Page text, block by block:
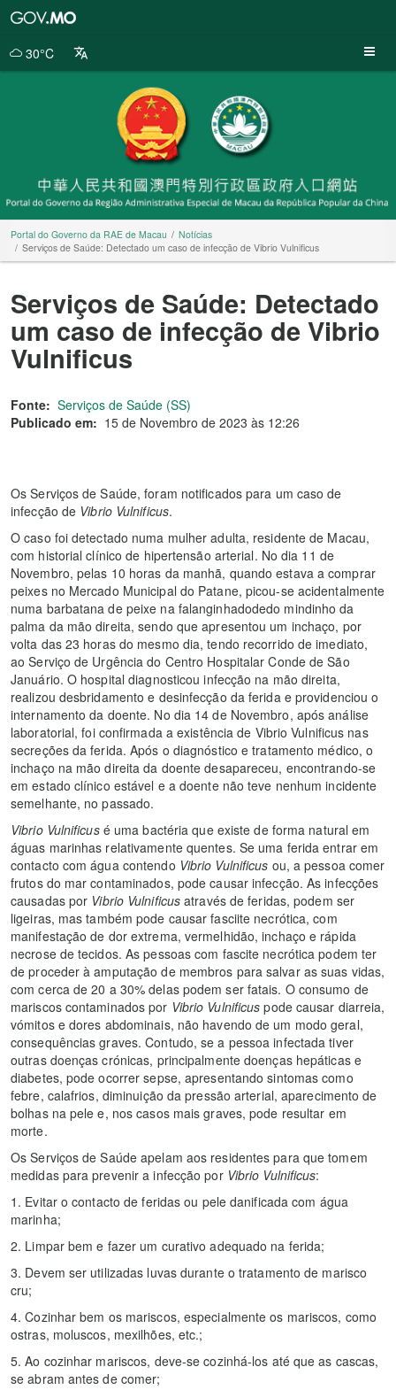
da
30°C
Portal do Governo da RAE de Macau
Notícias
Serviços de Saúde: Detectado um caso de infecção de Vibrio Vulnificus
Serviços de Saúde: Detectado
um caso de infecção de Vibrio
Vulnificus
Fonte: Serviços de Saúde (SS)
Publicado em: 15 de Novembro de 2023 às 12:26
Os Serviços de Saúde, foram notificados para um caso de
infecção de Vibrio Vulnificus.
O caso foi detectado numa mulher adulta, residente de Macau,
com historial clínico de hipertensão arterial. No dia 11 de
Novembro, pelas 10 horas da manhã, quando estava a comprar
peixes no Mercado Municipal do Patane, picou-se acidentalmente
numa barbatana de peixe na falanginhadodedo mindinho da
palma da mão direita, sendo que apresentou um inchaço, por
volta das 23 horas do mesmo dia, tendo recorrido de imediato,
ao Serviço de Urgência do Centro Hospitalar Conde de São
Januário. O hospital diagnosticou infecção na mão direita,
realizou desbridamento e desinfecção da ferida e providenciou o
internamento da doente. No dia 14 de Novembro, após análise
laboratorial, foi confirmada a existência de Vibrio Vulnificus nas
secreções da ferida. Após o diagnóstico e tratamento médico, o
inchaço na mão direita da doente desapareceu, encontrando-se
em estado clínico estável e a doente não teve nenhum incidente
semelhante, no passado.
Vibrio Vulnificusé uma bactéria que existe de forma natural em
águas marinhas relativamente quentes. Se uma ferida entrar em
contacto com água contendo Vibrio Vulnificus ou, a pessoa comer
frutos do mar contaminados, pode causar infecção. As infecções
causadas por Vibrio Vulnificus através de feridas, podem ser
ligeiras, mas também pode causar fasciite necrótica, com
manifestação de dor extrema, vermelhidão, inchaço e rápida
necrose de tecidos. As pessoas com fascite necrótica podem ter
de proceder à amputação de membros para salvar as suas vidas,
com cerca de 20 a 30% delas podem ser fatais. O consumo de
mariscos contaminados por Vibrio Vulnificus pode causar diarreia,
vómitos e dores abdominais, não havendo de um modo geral,
consequências graves. Contudo, se a pessoa infectada tiver
outras doenças crónicas, principalmente doenças hepáticas e
diabetes, pode ocorrer sepse, apresentando sintomas como
febre, calafrios, diminuição da pressão arterial, aparecimento de
bolhas na pele e, nos casos mais graves, pode resultar em
morte.
Os Serviços de Saúde apelam aos residentes para que tomem
medidas para prevenir a infecção por Vibrio Vulnificus:
1. Evitar o contacto de feridas ou pele danificada com água
marinha;
2. Limpar bem e fazer um curativo adequado na ferida;
3. Devem ser utilizadas luvas durante o tratamento de marisco
cru;
4. Cozinhar bem os mariscos, especialmente os mariscos, como
ostras, moluscos, mexilhões, etc.;
5. Ao cozinhar mariscos, deve-se cozinhá-los até que as cascas,
se abram antes de comer;